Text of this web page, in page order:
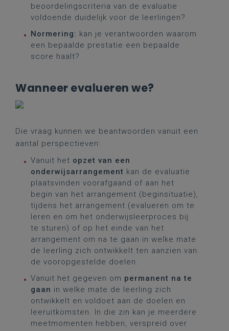
beoordelingscriteria van de evaluatie
voldoende duidelijk voor de leerlingen?
Normering: kan je verantwoorden waarom
een bepaalde prestatie een bepaalde
score haalt?
Wanneer evalueren we?
Die vraag kunnen we beantwoorden vanuit een
aantal perspectieven:
Vanuit het opzet van een
onderwijsarrangement kan de evaluatie
plaatsvinden voorafgaand of aan het
begin van het arrangement (beginsituatie),
tijdens het arrangement (evalueren om te
leren en om het onderwijsleerproces bij
te sturen) of op het einde van het
arrangement om na te gaan in welke mate
de leerling zich ontwikkelt ten aanzien van
de vooropgestelde doelen.
Vanuit het gegeven om permanent na te
gaan in welke mate de leerling zich
ontwikkelt en voldoet aan de doelen en
leeruitkomsten. In die zin kan je meerdere
meetmomenten hebben, verspreid over